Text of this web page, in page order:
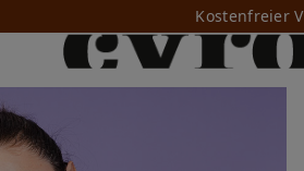
Kostenfreier